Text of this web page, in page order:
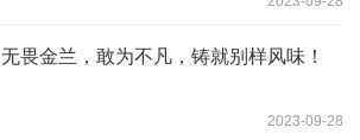
无畏金兰，敢为不凡，铸就别样风味！
2023-09-28